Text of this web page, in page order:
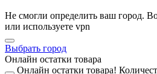
Не смогли определить ваш город.
или используете vpn
Выбрать город
Онлайн остатки товара
Онлайн остатки товара!